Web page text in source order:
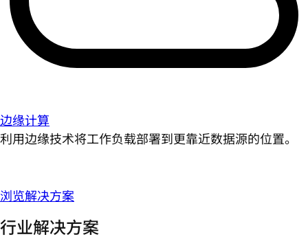
边缘计算
利用边缘技术将工作负载部署到更靠近数据源的位置。
浏览解决方案
行业解决方案